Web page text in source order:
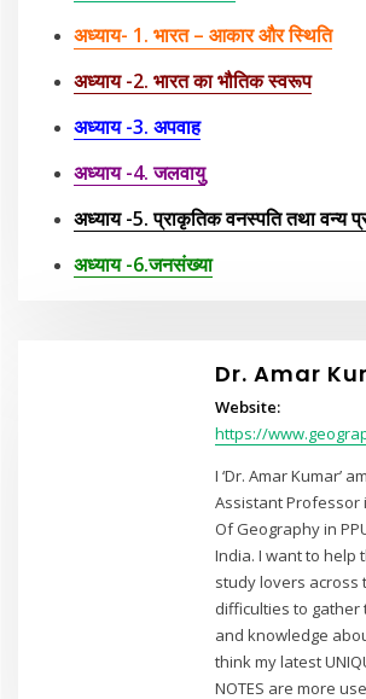
अध्याय- 1. भारत – आकार और स्थिति
अध्याय -2. भारत का भौतिक स्वरूप
अध्याय -3. अपवाह
अध्याय -4. जलवायु
अध्याय -5. प्राकृतिक वनस्पति तथा वन्य
अध्याय -6.जनसंख्या
Dr. Amar
Website:
https://
I ‘Dr. Amar Kumar’
Assistant Professor
Of Geography in
India. I want to help
study lovers across
difficulties to
and knowledge
think my latest
NOTES are more